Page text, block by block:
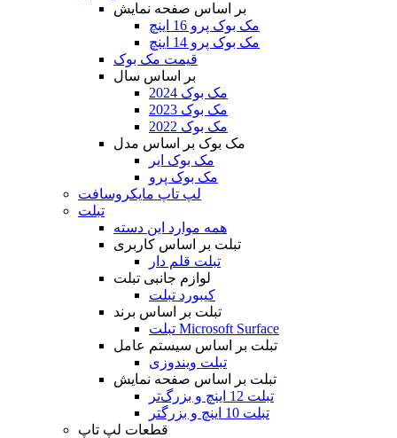
بر اساس صفحه نمایش
مک بوک پرو 16 اینچ
مک بوک پرو 14 اینچ
قیمت مک بوک
بر اساس سال
مک بوک 2024
مک بوک 2023
مک بوک 2022
مک بوک بر اساس مدل
مک بوک ایر
مک بوک پرو
لپ تاپ مایکروسافت
تبلت
همه موارد این دسته
تبلت بر اساس کاربری
تبلت قلم دار
لوازم جانبی تبلت
کیبورد تبلت
تبلت بر اساس برند
تبلت Microsoft Surface
تبلت بر اساس سیستم عامل
تبلت ویندوزی
تبلت بر اساس صفحه نمایش
تبلت 12 اینچ و بزرگ‌تر
تبلت 10 اینچ و بزرگتر
قطعات لپ تاپ